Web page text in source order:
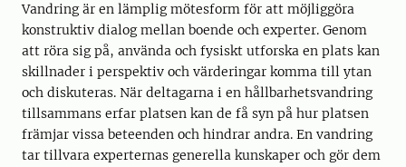
Vandring är en lämplig mötesform för att möjliggöra
konstruktiv dialog mellan boende och experter. Genom
att röra sig på, använda och fysiskt utforska en plats kan
skillnader i perspektiv och värderingar komma till ytan
och diskuteras. När deltagarna i en hållbarhetsvandring
tillsammans erfar platsen kan de få syn på hur platsen
främjar vissa beteenden och hindrar andra. En vandring
tar tillvara experternas generella kunskaper och gör dem